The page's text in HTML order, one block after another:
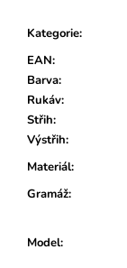
Kategorie:
EAN:
Barva:
Rukáv:
Střih:
Výstřih:
Materiál:
Gramáž:
Model: